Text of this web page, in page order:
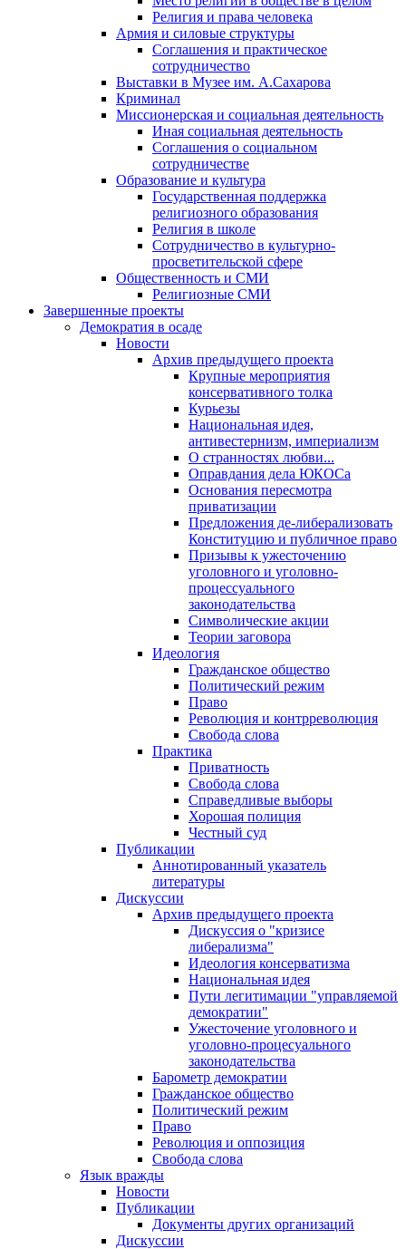
Религия и права человека
Армия и силовые структуры
Соглашения и практическое
сотрудничество
Выставки в Музее им. А.Сахарова
Криминал
Миссионерская и социальная деятельность
Иная социальная деятельность
Соглашения о социальном
сотрудничестве
Образование и культура
Государственная поддержка
религиозного образования
Религия в школе
Сотрудничество в культурно-
просветительской сфере
Общественность и СМИ
Религиозные СМИ
Завершенные проекты
Демократия в осаде
Новости
Архив предыдущего проекта
Крупные мероприятия
консервативного толка
Курьезы
Национальная идея,
антивестернизм, империализм
О странностях любви...
Оправдания дела ЮКОСа
Основания пересмотра
приватизации
Предложения де-либерализовать
Конституцию и публичное право
Призывы к ужесточению
уголовного и уголовно-
процессуального
законодательства
Символические акции
Теории заговора
Идеология
Гражданское общество
Политический режим
Право
Революция и контрреволюция
Свобода слова
Практика
Приватность
Свобода слова
Справедливые выборы
Хорошая полиция
Честный суд
Публикации
Аннотированный указатель
литературы
Дискуссии
Архив предыдущего проекта
Дискуссия о "кризисе
либерализма"
Идеология консерватизма
Национальная идея
Пути легитимации "управляемой
демократии"
Ужесточение уголовного и
уголовно-процесуального
законодательства
Барометр демократии
Гражданское общество
Политический режим
Право
Революция и оппозиция
Свобода слова
Язык вражды
Новости
Публикации
Документы других организаций
Дискуссии